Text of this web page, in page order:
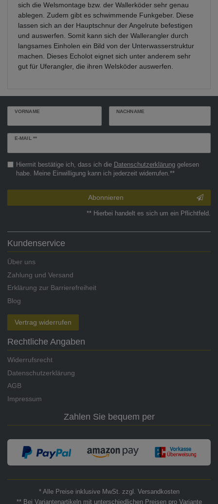
sich die Welsmontage bzw. der Wallerköder sehr genau
ablegen. Zudem gibt es schwimmende Funkgeber. Diese
lassen sich an der Hauptschnur der Angelrute befestigen
und auswerfen. Somit kann sich der Wallerangler durch
langsames Einholen ein Bild von der Unterwasserstruktur
machen. Dieses Echolot eignet sich unter anderem sehr
gut für Uferangler, die ihren Welsköder auswerfen.
VORNAME NACHNAME
E-MAIL **
Newsletter
Hiermit bestätige ich, dass ich die Daten­schutz­erklärunggelesen
habe. Meine Einwilligung kann ich jederzeit widerrufen.**
Abonnieren
** Hierbei handelt es sich um ein Pflichtfeld.
Kundenservice
Über uns
Zahlung und Versand
Erklärung zur Barrierefreiheit
Blog
Vertrag widerrufen
Rechtliche Angaben
Widerrufsrecht
Datenschutzerklärung
AGB
Impressum
Zahlen Sie bequem per
* Alle Preise inklusive MwSt. zzgl. Versandkosten
** Bei Variantenartikeln mit unterschiedlichen Preisen pro Variante